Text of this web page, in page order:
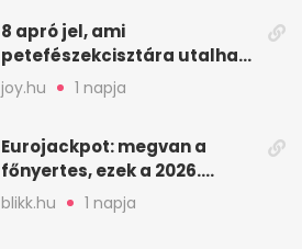
8 apró jel, ami
petefészekcisztára utalhat
– mire figyelj
joy.hu 1 napja
Eurojackpot: megvan a
főnyertes, ezek a 2026.
augusztus 7-i számok
blikk.hu 1 napja